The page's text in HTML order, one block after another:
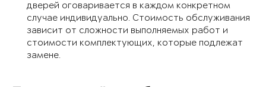
дверей оговаривается в каждом конкретном
случае индивидуально. Стоимость обслуживания
зависит от сложности выполняемых работ и
стоимости комплектующих, которые подлежат
замене.